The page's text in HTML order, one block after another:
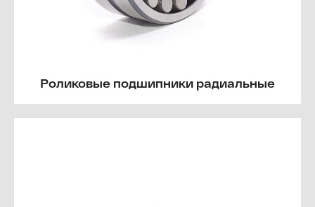
Роликовые подшипники радиальные